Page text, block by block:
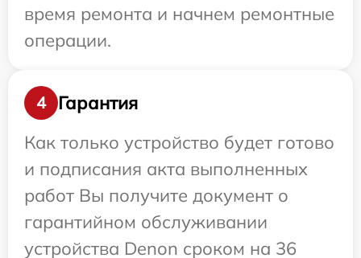
время ремонта и начнем ремонтные
операции.
4
Гарантия
Как только устройство будет готово
и подписания акта выполненных
работ Вы получите документ о
гарантийном обслуживании
устройства Denon сроком на 36